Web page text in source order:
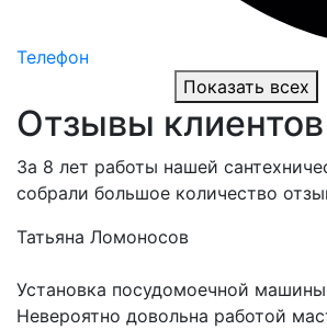
Телефон
Показать всех
Отзывы клиентов
За 8 лет работы нашей
собрали большое количество
Татьяна Ломоносов
Установка посудомоечной машины
Невероятно довольна работой